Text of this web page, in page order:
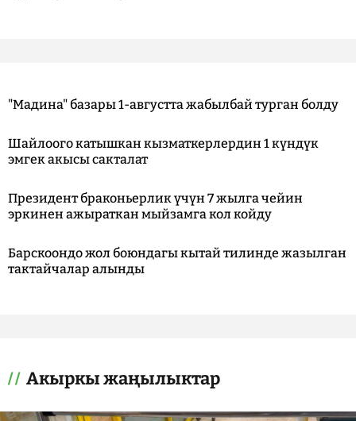
"Мадина" базары 1-августта жабылбай турган болду
Шайлоого катышкан кызматкерлердин 1 күндүк
эмгек акысы сакталат
Президент браконьерлик үчүн 7 жылга чейин
эркинен ажыраткан мыйзамга кол койду
Барскоондо жол боюндагы кытай тилинде жазылган
тактайчалар алынды
Акыркы жаңылыктар